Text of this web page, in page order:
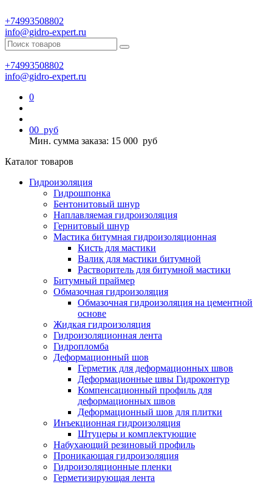
+74993508802
info@gidro-expert.ru
+74993508802
info@gidro-expert.ru
0
00 руб
Мин. сумма заказа: 15 000 руб
Каталог товаров
Гидроизоляция
Гидрошпонка
Бентонитовый шнур
Наплавляемая гидроизоляция
Гернитовый шнур
Мастика битумная гидроизоляционная
Кисть для мастики
Валик для мастики битумной
Растворитель для битумной мастики
Битумный праймер
Обмазочная гидроизоляция
Обмазочная гидроизоляция на цементной
основе
Жидкая гидроизоляция
Гидроизоляционная лента
Гидропломба
Деформационный шов
Герметик для деформационных швов
Деформационные швы Гидроконтур
Компенсационный профиль для
деформационных швов
Деформационный шов для плитки
Инъекционная гидроизоляция
Штуцеры и комплектующие
Набухающий резиновый профиль
Проникающая гидроизоляция
Гидроизоляционные пленки
Герметизирующая лента